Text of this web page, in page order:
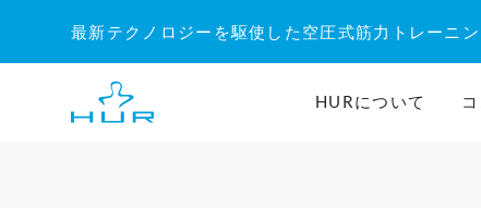
を
最新テクノロジーを駆使した空圧式筋力トレーニ
HURについて